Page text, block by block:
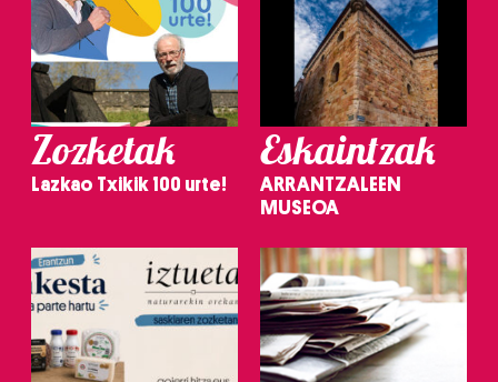
Zozketak
Lazkao Txikik 100 urte!
Eskaintzak
ARRANTZALEEN
MUSEOA